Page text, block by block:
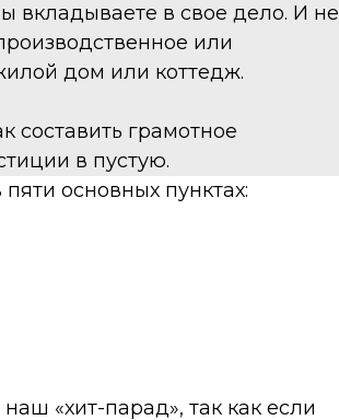
вкладываете в свое дело. И не
или
дом или коттедж.
составить грамотное
в пустую.
основных пунктах:
«хит-парад», так как если